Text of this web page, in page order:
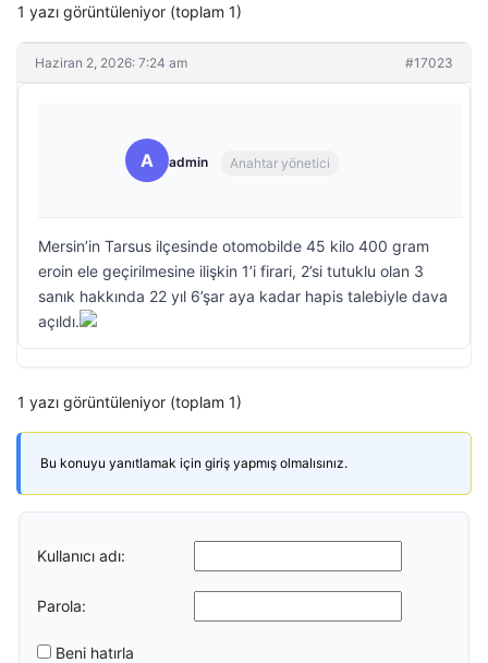
1 yazı görüntüleniyor (toplam 1)
Haziran 2, 2026: 7:24 am #17023
A admin Anahtar yönetici
Mersin’in Tarsus ilçesinde otomobilde 45 kilo 400 gram
eroin ele geçirilmesine ilişkin 1’i firari, 2’si tutuklu olan 3
sanık hakkında 22 yıl 6’şar aya kadar hapis talebiyle dava
açıldı.
1 yazı görüntüleniyor (toplam 1)
Bu konuyu yanıtlamak için giriş yapmış olmalısınız.
Kullanıcı adı:
Parola:
Beni hatırla